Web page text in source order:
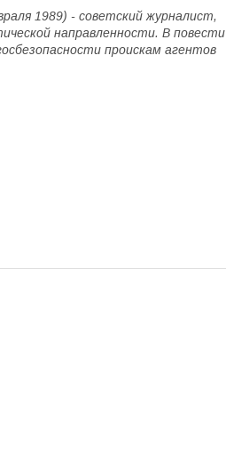
1989) - советский журналист,
направленности. В повести
проискам агентов